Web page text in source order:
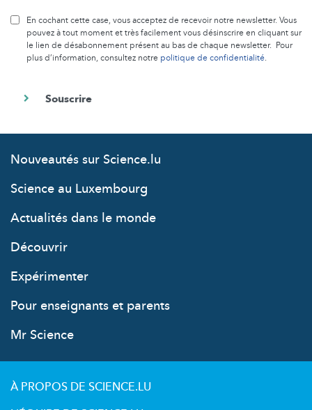
En cochant cette case, vous acceptez de recevoir notre newsletter. Vous
pouvez à tout moment et très facilement vous désinscrire en cliquant sur
le lien de désabonnement présent au bas de chaque newsletter. Pour
plus d’information, consultez notre politique de confidentialité.
Nouveautés sur Science.lu
Science au Luxembourg
Actualités dans le monde
Découvrir
Expérimenter
Pour enseignants et parents
Mr Science
À PROPOS DE SCIENCE.LU